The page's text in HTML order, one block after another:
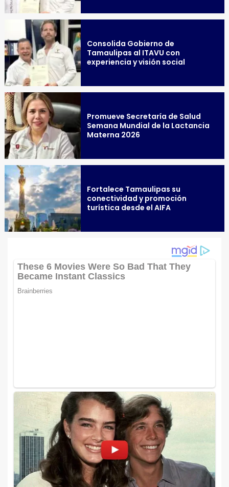
Consolida Gobierno de
Tamaulipas al ITAVU con
experiencia y visión social
Promueve Secretaría de Salud
Semana Mundial de la Lactancia
Materna 2026
Fortalece Tamaulipas su
conectividad y promoción
turística desde el AIFA